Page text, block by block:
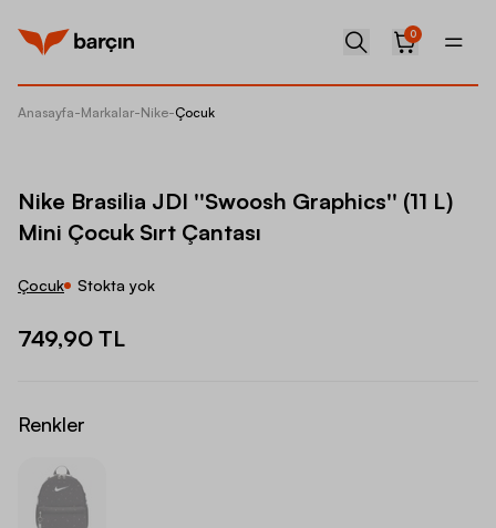
0
Anasayfa-Markalar-Nike-Çocuk
Nike Brasilia JDI ''Swoosh Graphics'' (11 L)
Mini Çocuk Sırt Çantası
Çocuk Stokta yok
749,90 TL
Renkler